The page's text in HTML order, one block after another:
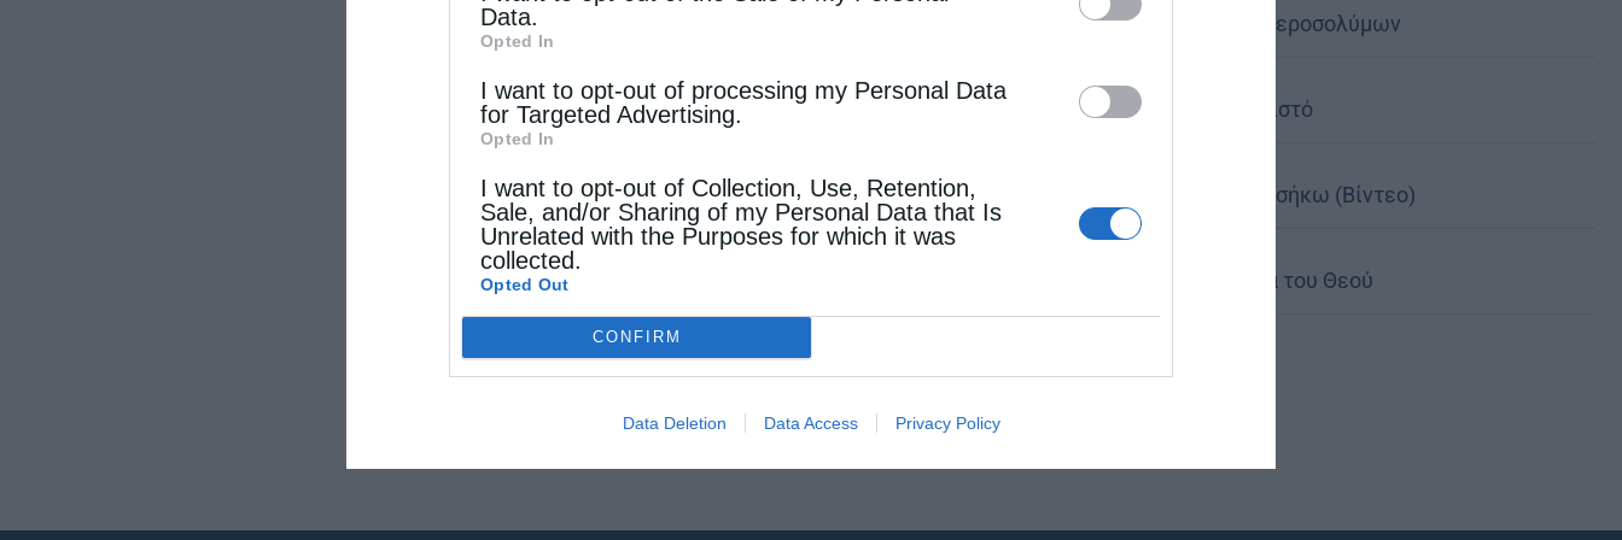
Data.
Opted In
I want to opt-out of processing my Personal Data
for Targeted Advertising.
Opted In
I want to opt-out of Collection, Use, Retention,
Sale, and/or Sharing of my Personal Data that Is
Unrelated with the Purposes for which it was
collected.
Opted Out
CONFIRM
Data Deletion Data Access Privacy Policy
Πατριαρχείο Ιεροσολύμων
Χωρίς τον Χριστό
Κι αν έπεσες, σήκω (Βίντεο)
Η Παιδαγωγία του Θεού